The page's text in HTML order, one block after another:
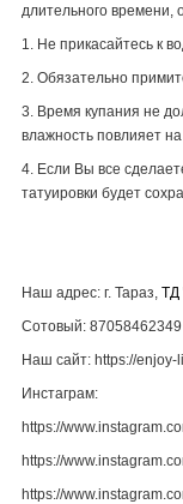
длительного
1. Не прикасайтесь к
2. Обязательно
3. Время купания не
влажность повлияет на
4. Если Вы все
татуировки будет
Наш адрес: г. Тараз, ТД
Сотовый: 87058462349
Наш сайт: https://enjoy-
Инстаграм:
https://
https://
https://